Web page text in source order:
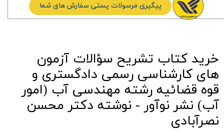
پیگیری مرسولات پستی سفارش های شما
خرید کتاب تشریح سؤالات آزمون
های کارشناسی رسمی دادگستری و
قوه قضائیه رشته مهندسی آب (امور
آب) نشر نوآور - نوشته دکتر محسن
نصرآبادی